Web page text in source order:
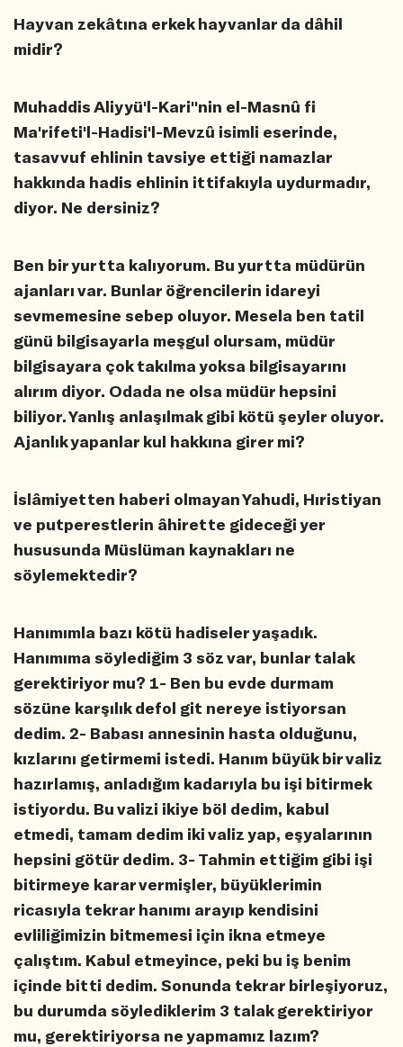
Hayvan zekâtına erkek hayvanlar da dâhil
midir?
Muhaddis Aliyyü'l-Kari''nin el-Masnû fi
Ma'rifeti'l-Hadisi'l-Mevzû isimli eserinde,
tasavvuf ehlinin tavsiye ettiği namazlar
hakkında hadis ehlinin ittifakıyla uydurmadır,
diyor. Ne dersiniz?
Ben bir yurtta kalıyorum. Bu yurtta müdürün
ajanları var. Bunlar öğrencilerin idareyi
sevmemesine sebep oluyor. Mesela ben tatil
günü bilgisayarla meşgul olursam, müdür
bilgisayara çok takılma yoksa bilgisayarını
alırım diyor. Odada ne olsa müdür hepsini
biliyor. Yanlış anlaşılmak gibi kötü şeyler oluyor.
Ajanlık yapanlar kul hakkına girer mi?
İslâmiyetten haberi olmayan Yahudi, Hıristiyan
ve putperestlerin âhirette gideceği yer
hususunda Müslüman kaynakları ne
söylemektedir?
Hanımımla bazı kötü hadiseler yaşadık.
Hanımıma söylediğim 3 söz var, bunlar talak
gerektiriyor mu? 1- Ben bu evde durmam
sözüne karşılık defol git nereye istiyorsan
dedim. 2- Babası annesinin hasta olduğunu,
kızlarını getirmemi istedi. Hanım büyük bir valiz
hazırlamış, anladığım kadarıyla bu işi bitirmek
istiyordu. Bu valizi ikiye böl dedim, kabul
etmedi, tamam dedim iki valiz yap, eşyalarının
hepsini götür dedim. 3- Tahmin ettiğim gibi işi
bitirmeye karar vermişler, büyüklerimin
ricasıyla tekrar hanımı arayıp kendisini
evliliğimizin bitmemesi için ikna etmeye
çalıştım. Kabul etmeyince, peki bu iş benim
içinde bitti dedim. Sonunda tekrar birleşiyoruz,
bu durumda söylediklerim 3 talak gerektiriyor
mu, gerektiriyorsa ne yapmamız lazım?